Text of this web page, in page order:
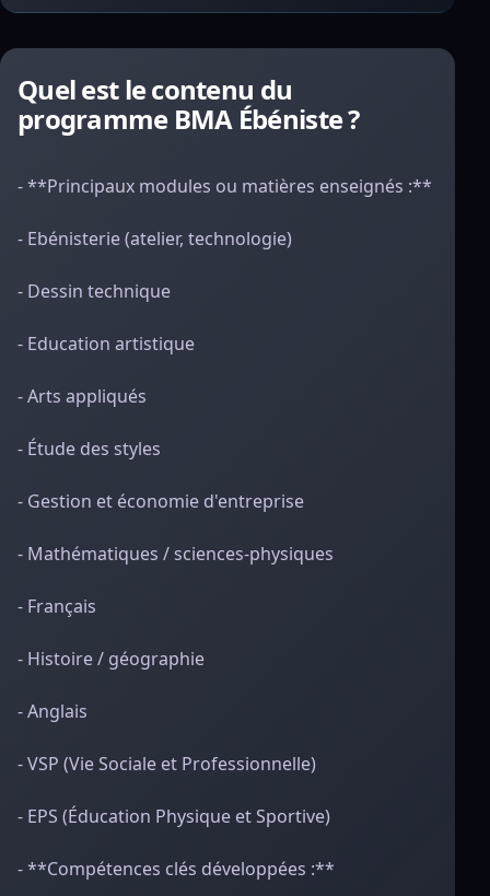
Quel est le contenu du
programme BMA Ébéniste ?
- **Principaux modules ou matières enseignés :**
- Ebénisterie (atelier, technologie)
- Dessin technique
- Education artistique
- Arts appliqués
- Étude des styles
- Gestion et économie d'entreprise
- Mathématiques / sciences-physiques
- Français
- Histoire / géographie
- Anglais
- VSP (Vie Sociale et Professionnelle)
- EPS (Éducation Physique et Sportive)
- **Compétences clés développées :**